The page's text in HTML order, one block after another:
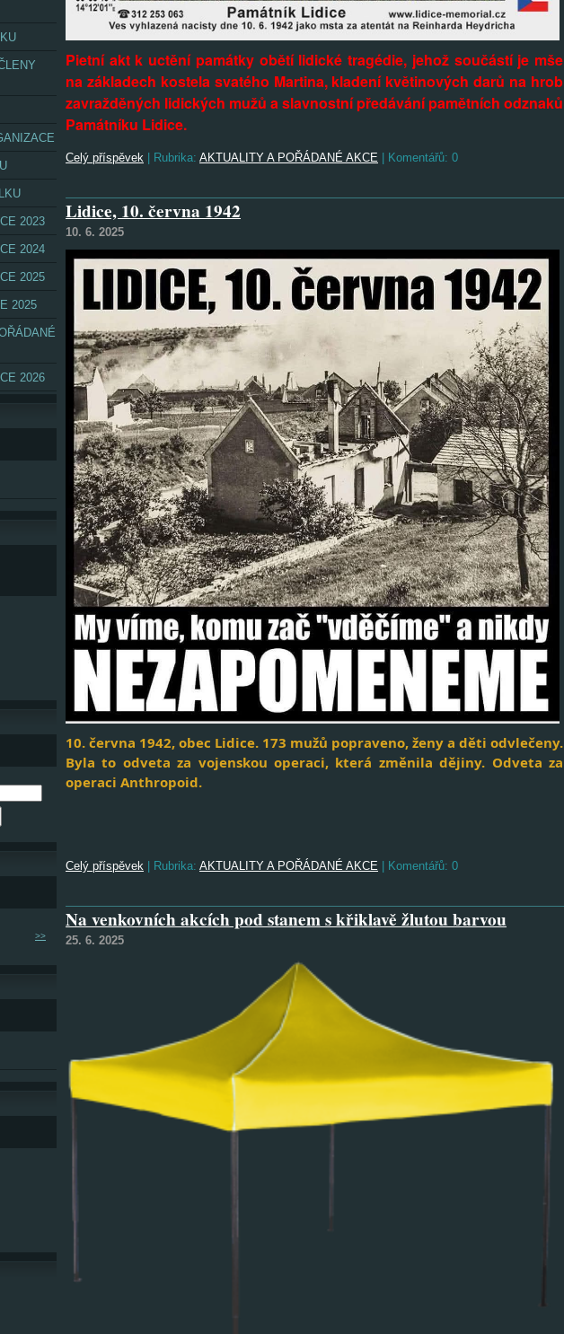
Pietní akt k uctění památky obětí lidické tragédie, jehož součástí je mše
na základech kostela svatého Martina, kladení květinových darů na hrob
zavražděných lidických mužů a slavnostní předávání pamětních odznaků
Památníku Lidice.
Celý příspěvek | Rubrika: AKTUALITY A POŘÁDANÉ AKCE | Komentářů: 0
Lidice, 10. června 1942
10. 6. 2025
10. června 1942, obec Lidice. 173 mužů popraveno, ženy a děti odvlečeny.
Byla to odveta za vojenskou operaci, která změnila dějiny. Odveta za
operaci Anthropoid.
Celý příspěvek | Rubrika: AKTUALITY A POŘÁDANÉ AKCE | Komentářů: 0
Na venkovních akcích pod stanem s křiklavě žlutou barvou
25. 6. 2025
2023
2024
2025
2025
2026
>>